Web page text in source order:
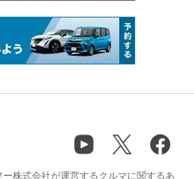
株式会社が運営するクルマに関するあ